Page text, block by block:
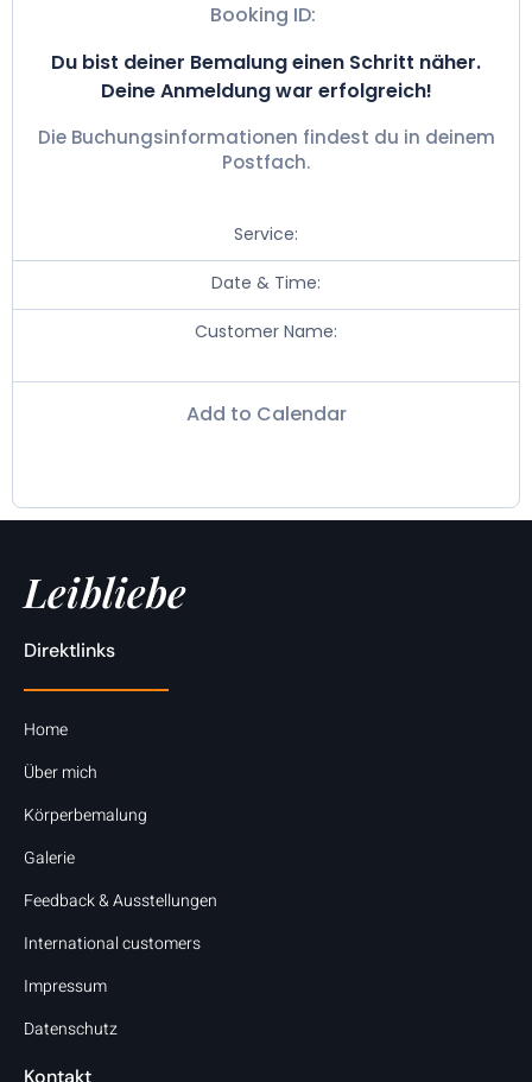
Booking ID:
Du bist deiner Bemalung einen Schritt näher.
Deine Anmeldung war erfolgreich!
Die Buchungsinformationen findest du in deinem
Postfach.
Service:
Date & Time:
Customer Name:
Add to Calendar
Leibliebe
Direktlinks
Home
Über mich
Körperbemalung
Galerie
Feedback & Ausstellungen
International customers
Impressum
Datenschutz
Kontakt